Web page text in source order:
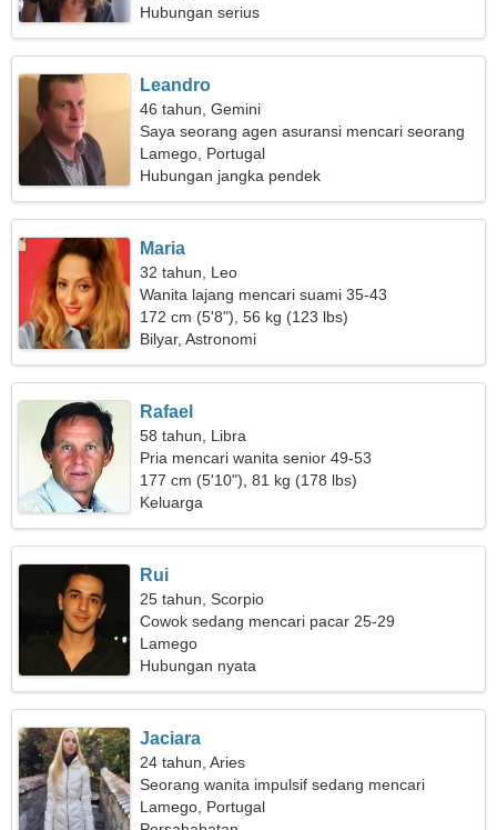
Hubungan serius
Leandro
46 tahun, Gemini
Saya seorang agen asuransi mencari seorang
wanita panas
Lamego, Portugal
Hubungan jangka pendek
Maria
32 tahun, Leo
Wanita lajang mencari suami 35-43
172 cm (5'8"), 56 kg (123 lbs)
Bilyar, Astronomi
Rafael
58 tahun, Libra
Pria mencari wanita senior 49-53
177 cm (5'10"), 81 kg (178 lbs)
Keluarga
Rui
25 tahun, Scorpio
Cowok sedang mencari pacar 25-29
Lamego
Hubungan nyata
Jaciara
24 tahun, Aries
Seorang wanita impulsif sedang mencari
pasangan
Lamego, Portugal